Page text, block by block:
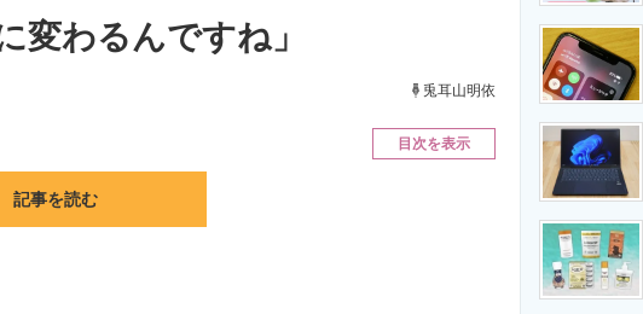
エネルギーの専門メディア
変わるんですね」
兎耳山明依
目次を表示
記事を読む